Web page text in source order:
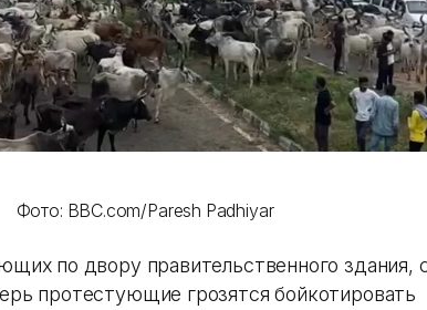
Фото: BBC.com/Paresh Padhiyar
по двору правительственного здания,
протестующие грозятся бойкотировать